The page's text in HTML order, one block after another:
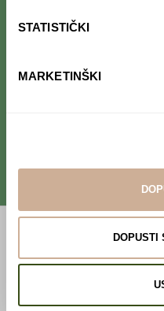
STATISTIČKI
MARKETINŠKI
DOPUSTI
Follow us on
Take